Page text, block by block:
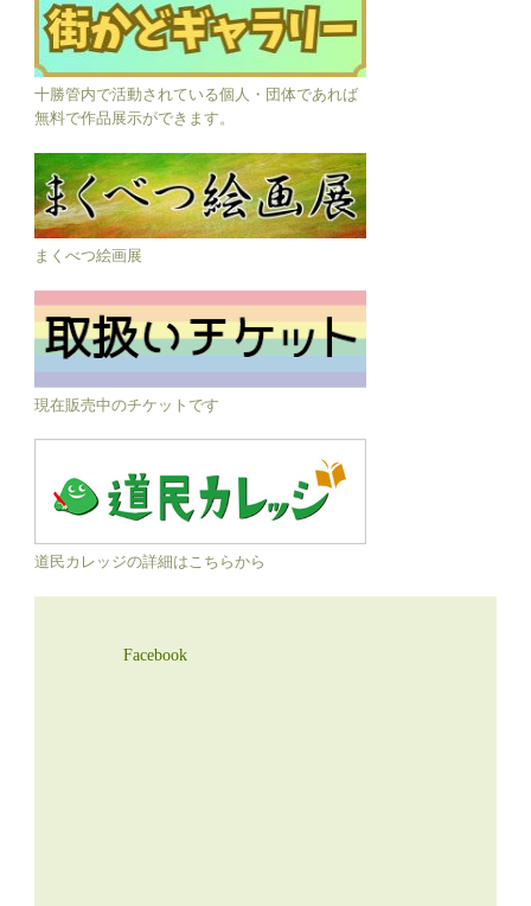
十勝管内で活動されている個人・団体であれば
無料で作品展示ができます。
まくべつ絵画展
現在販売中のチケットです
道民カレッジの詳細はこちらから
Facebook